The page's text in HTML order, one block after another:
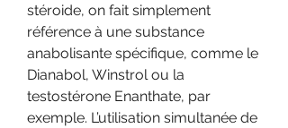
stéroide, on fait simplement
référence à une substance
anabolisante spécifique, comme le
Dianabol, Winstrol ou la
testostérone Enanthate, par
exemple. L’utilisation simultanée de